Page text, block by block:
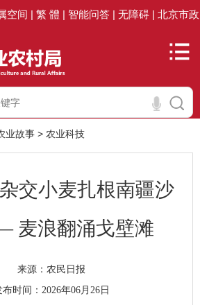
空间 | 繁 體 | 智能问答 | 无障碍 | 北京市政
业故事 > 农业科技
交小麦扎根南疆沙
麦浪翻涌戈壁滩
来源： 农民日报
布时间：2026年06月26日